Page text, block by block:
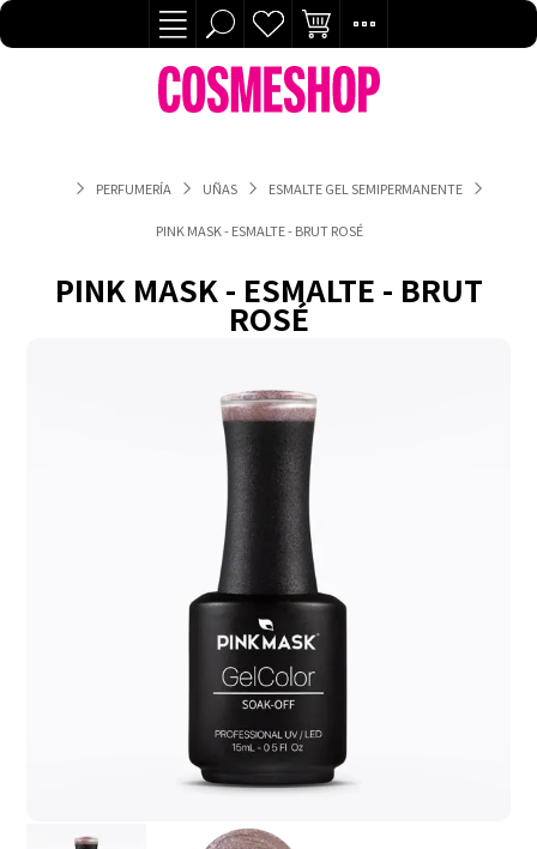
PERFUMERÍA UÑAS ESMALTE GEL SEMIPERMANENTE
PINK MASK - ESMALTE - BRUT ROSÉ
PINK MASK - ESMALTE - BRUT
ROSÉ